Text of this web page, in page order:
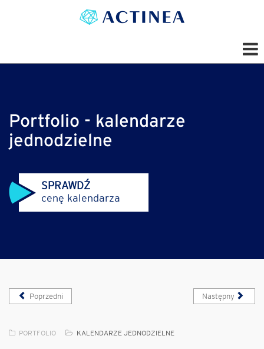
Portfolio - kalendarze
jednodzielne
SPRAWDŹ
cenę kalendarza
Poprzedni Następny
PORTFOLIO KALENDARZE JEDNODZIELNE